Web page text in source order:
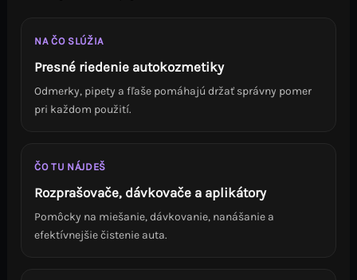
NA ČO SLÚŽIA
Presné riedenie autokozmetiky
Odmerky, pipety a fľaše pomáhajú držať správny pomer
pri každom použití.
ČO TU NÁJDEŠ
Rozprašovače, dávkovače a aplikátory
Pomôcky na miešanie, dávkovanie, nanášanie a
efektívnejšie čistenie auta.